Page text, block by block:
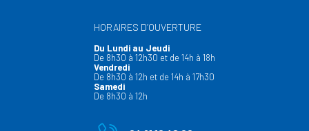
HORAIRES D’OUVERTURE
Du Lundi au Jeudi
De 8h30 à 12h30 et de 14h à 18h
Vendredi
De 8h30 à 12h et de 14h à 17h30
Samedi
De 8h30 à 12h